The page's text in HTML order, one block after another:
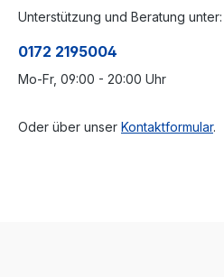
Unterstützung und Beratung unter:
0172 2195004
Mo-Fr, 09:00 - 20:00 Uhr
Oder über unser Kontaktformular.